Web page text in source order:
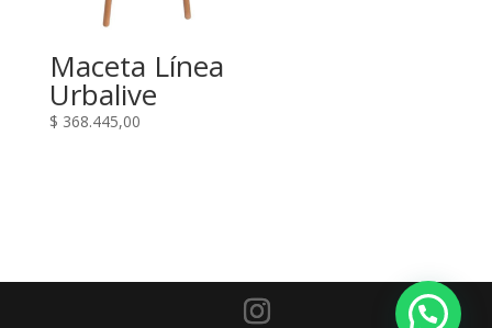
Maceta Línea
Urbalive
$ 368.445,00